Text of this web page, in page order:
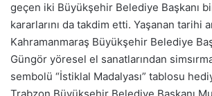
geçen iki Büyükşehir Belediye Başkanı
kararlarını da takdim etti. Yaşanan tarihi
Kahramanmaraş Büyükşehir Belediye
Güngör yöresel el sanatlarından
sembolü “İstiklal Madalyası” tablosu